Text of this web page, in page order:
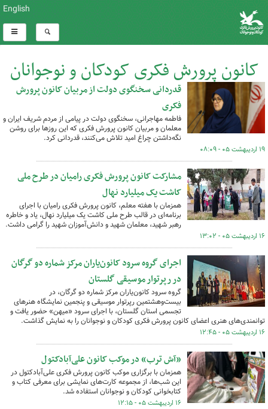
English
کانون پرورش فکری کودکان و نوجوانان
گلستان
کل اخبار:1823
قدردانی سخنگوی دولت از مربیان کانون پرورش
فکری
فاطمه مهاجرانی، سخنگوی دولت در پیامی از مردم شریف ایران و
معلمان و مربیان کانون پرورش فکری که این روزها برای روشن
نگه‌داشتن چراغ امید تلاش می‌کنند، قدردانی کرد.
۱۹ اردیبهشت ۰۵ - ۰۸:۰۹
مشارکت کانون پرورش فکری رامیان در طرح ملی
کاشت یک میلیارد نهال
همزمان با هفته معلم، کانون پرورش فکری رامیان با اجرای
برنامه‌ای در قالب طرح ملی کاشت یک میلیارد نهال، یاد و خاطره
رهبر شهید، معلمان شهید و دانش‌آموزان شهید را گرامی داشت.
۱۶ اردیبهشت ۰۵ - ۱۳:۰۲
اجرای گروه سرود کانون‌یاران مرکز شماره دو گرگان
در رپرتوار موسیقی گلستان
گروه سرود کانون‌یاران مرکز شماره دو گرگان، در
بیست‌وهشتمین رپرتوار موسیقی و پنجمین نمایشگاه هنرهای
تجسمی استان گلستان، با اجرای سرود «میهن» حضور یافت و
توانمندی‌های هنری اعضای کانون پرورش فکری کودکان و نوجوانان را به نمایش گذاشت.
۱۶ اردیبهشت ۰۵ - ۱۲:۴۵
«آش ترب» در موکب کانون علی‌آبادکتول
همزمان با برگزاری موکب کانون پرورش فکری علی‌آبادکتول در
این شب‌ها، از مجموعه کارت‌های نمایشی برای معرفی کتاب و
کتابخوانی کودکان و نوجوانان استفاده شد.
۱۶ اردیبهشت ۰۵ - ۱۲:۱۵